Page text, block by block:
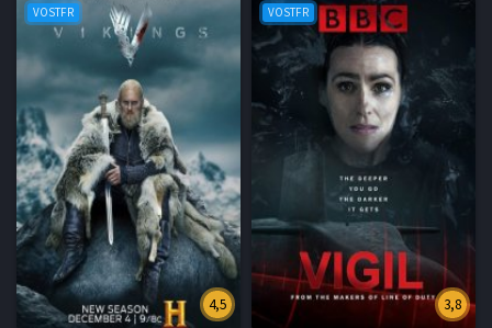
VOSTFR
4,5
VOSTFR
3,8